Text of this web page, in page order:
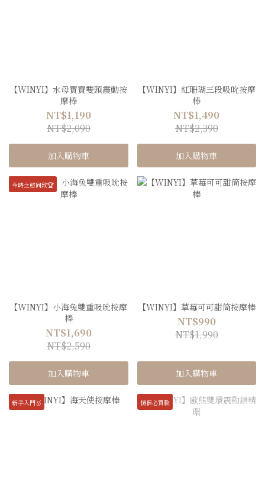
【WINYI】水母寶寶雙頭震動按
摩棒
NT$1,190
NT$2,090
加入購物車
【WINYI】紅珊瑚三段吸吮按摩
棒
NT$1,490
NT$2,390
加入購物車
今時之慾同款🏆
【WINYI】小海兔雙重吸吮按摩
棒
NT$1,690
NT$2,590
加入購物車
【WINYI】草莓可可甜筒按摩棒
NT$990
NT$1,990
加入購物車
新手入門🥇 情侶必買款